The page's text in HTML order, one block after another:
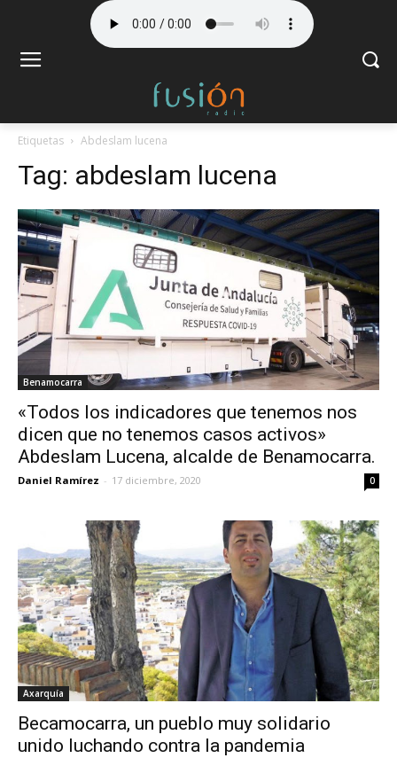
Etiquetas Abdeslam lucena
Tag: abdeslam lucena
Benamocarra
«Todos los indicadores que tenemos nos
dicen que no tenemos casos activos»
Abdeslam Lucena, alcalde de Benamocarra.
Daniel Ramírez - 17 diciembre, 2020 0
Axarquía
Becamocarra, un pueblo muy solidario
unido luchando contra la pandemia